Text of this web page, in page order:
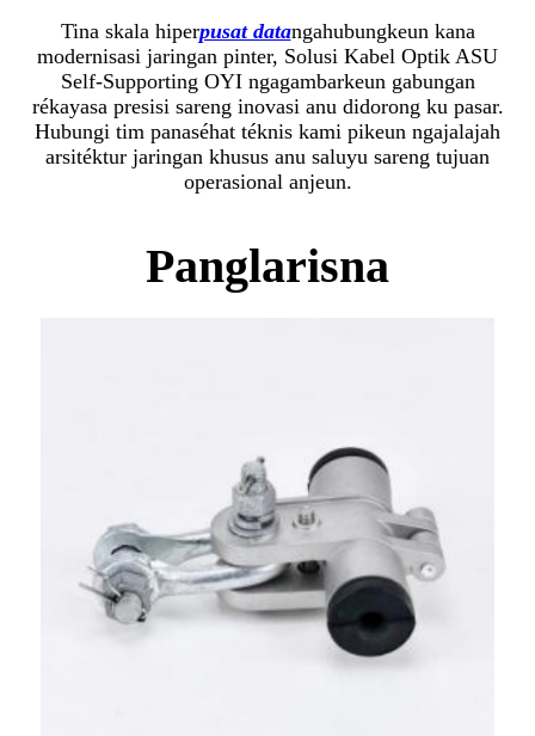
Tina skala hiperpusat datangahubungkeun kana
modernisasi jaringan pinter, Solusi Kabel Optik ASU
Self-Supporting OYI ngagambarkeun gabungan
rékayasa presisi sareng inovasi anu didorong ku pasar.
Hubungi tim panaséhat téknis kami pikeun ngajalajah
arsitéktur jaringan khusus anu saluyu sareng tujuan
operasional anjeun.
Panglarisna